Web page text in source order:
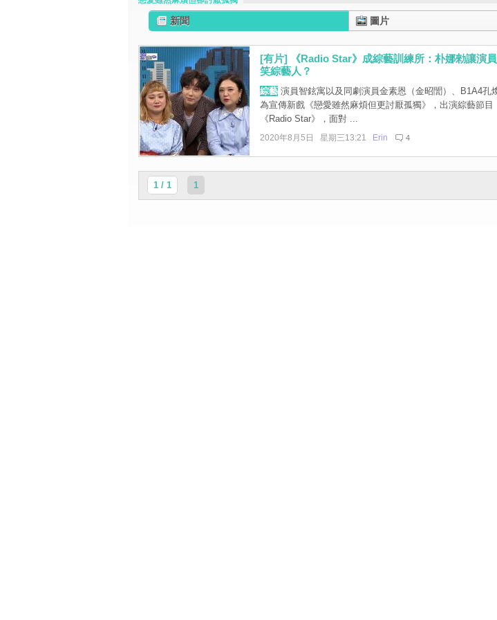
新聞 圖片
[有片] 《Radio Star》成綜藝訓練所：朴娜勑讓演
笑綜藝人？
綜藝演員智鉉寓以及同劇演員金素恩（金昭誾）、B1A4孔
為宣傳新戲《戀愛雖然麻煩但更討厭孤獨》，出演綜藝節目
《Radio Star》，面對 ...
2020年8月5日 星期三13:21 Erin 4
1 / 1 1